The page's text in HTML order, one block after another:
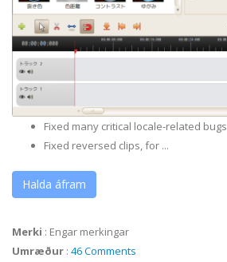
Fixed many critical locale-related bugs
Fixed reversed clips, for ...
Halda áfram
Merki : Engar merkingar
Umræður : 46 Comments